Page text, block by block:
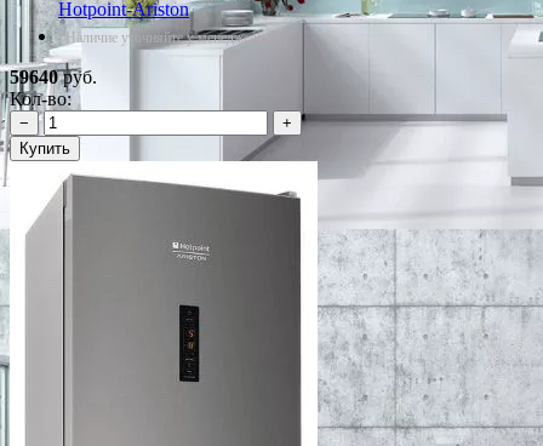
Hotpoint-Ariston
*Наличие уточняйте у менеджера
59640руб.
Кол-во:
−
+
Купить